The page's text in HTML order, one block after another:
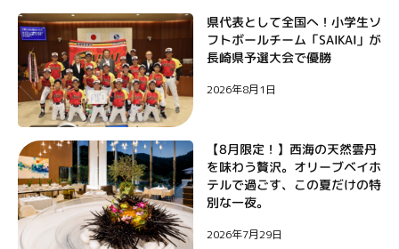
シ
ョ
ン
県代表として全国へ！小学生ソ
フトボールチーム「SAIKAI」が
長崎県予選大会で優勝
2026年8月1日
【8月限定！】西海の天然雲丹
を味わう贅沢。オリーブベイホ
テルで過ごす、この夏だけの特
別な一夜。
2026年7月29日